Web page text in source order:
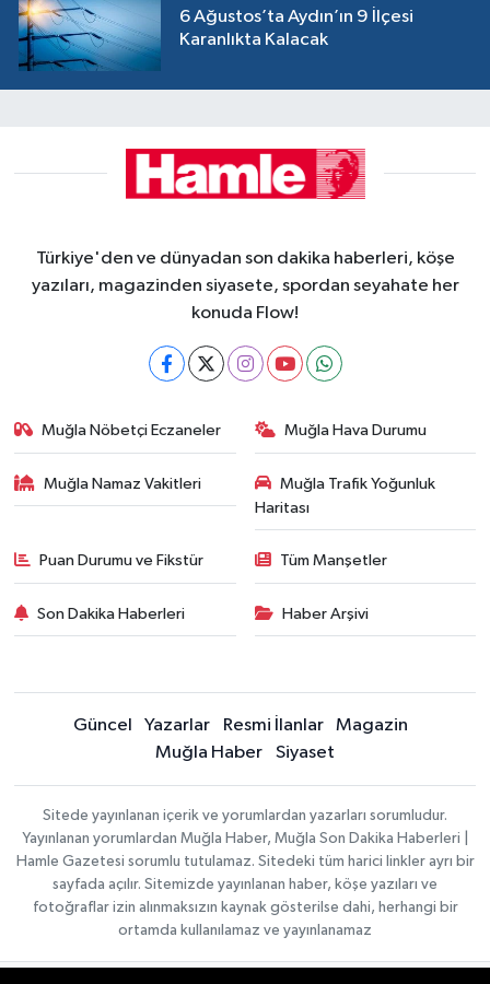
6 Ağustos’ta Aydın’ın 9 İlçesi
Karanlıkta Kalacak
Türkiye'den ve dünyadan son dakika haberleri, köşe
yazıları, magazinden siyasete, spordan seyahate her
konuda Flow!
Muğla Nöbetçi Eczaneler Muğla Hava Durumu
Muğla Namaz Vakitleri
Muğla Trafik Yoğunluk
Haritası
Puan Durumu ve Fikstür Tüm Manşetler
Son Dakika Haberleri Haber Arşivi
Güncel Yazarlar Resmi İlanlar
Magazin
Muğla Haber
Siyaset
Sitede yayınlanan içerik ve yorumlardan yazarları sorumludur.
Yayınlanan yorumlardan Muğla Haber, Muğla Son Dakika Haberleri |
Hamle Gazetesi sorumlu tutulamaz. Sitedeki tüm harici linkler ayrı bir
sayfada açılır. Sitemizde yayınlanan haber, köşe yazıları ve
fotoğraflar izin alınmaksızın kaynak gösterilse dahi, herhangi bir
ortamda kullanılamaz ve yayınlanamaz